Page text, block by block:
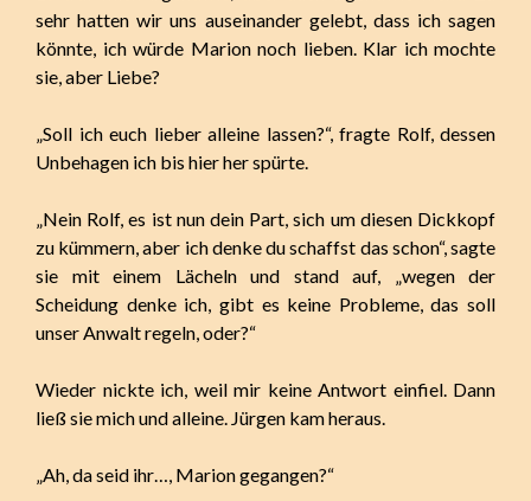
sehr hatten wir uns auseinander gelebt, dass ich sagen
könnte, ich würde Marion noch lieben. Klar ich mochte
sie, aber Liebe?
„Soll ich euch lieber alleine lassen?“, fragte Rolf, dessen
Unbehagen ich bis hier her spürte.
„Nein Rolf, es ist nun dein Part, sich um diesen Dickkopf
zu kümmern, aber ich denke du schaffst das schon“, sagte
sie mit einem Lächeln und stand auf, „wegen der
Scheidung denke ich, gibt es keine Probleme, das soll
unser Anwalt regeln, oder?“
Wieder nickte ich, weil mir keine Antwort einfiel. Dann
ließ sie mich und alleine. Jürgen kam heraus.
„Ah, da seid ihr…, Marion gegangen?“